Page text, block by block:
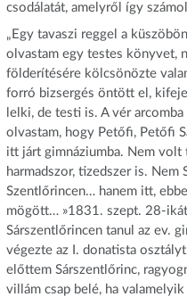
csodálatát, amelyről így
„Egy tavaszi reggel a
olvastam egy testes könyvet,
földerítésére kölcsönözte
forró bizsergés öntött el,
lelki, de testi is. A vér
olvastam, hogy Petőfi, Petőfi
itt járt gimnáziumba. Nem volt
harmadszor, tizedszer is. Nem
Szentlőrincen… hanem itt,
mögött… »1831. szept. 28-
Sárszentlőrincen tanul az ev.
végezte az I. donatista
előttem Sárszentlőrinc,
villám csap belé, ha